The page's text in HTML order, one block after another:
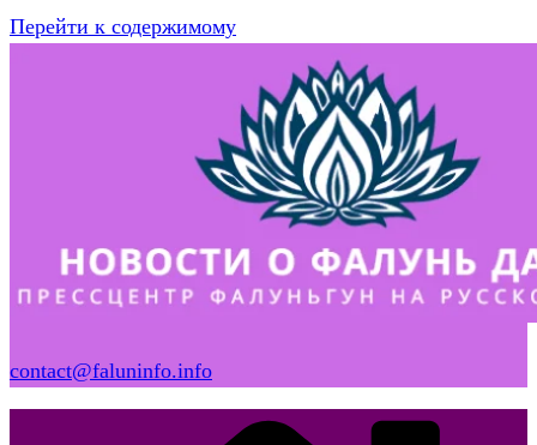
Перейти к содержимому
contact@faluninfo.info